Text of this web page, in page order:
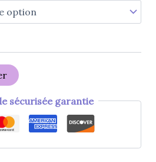
sécurisée garantie